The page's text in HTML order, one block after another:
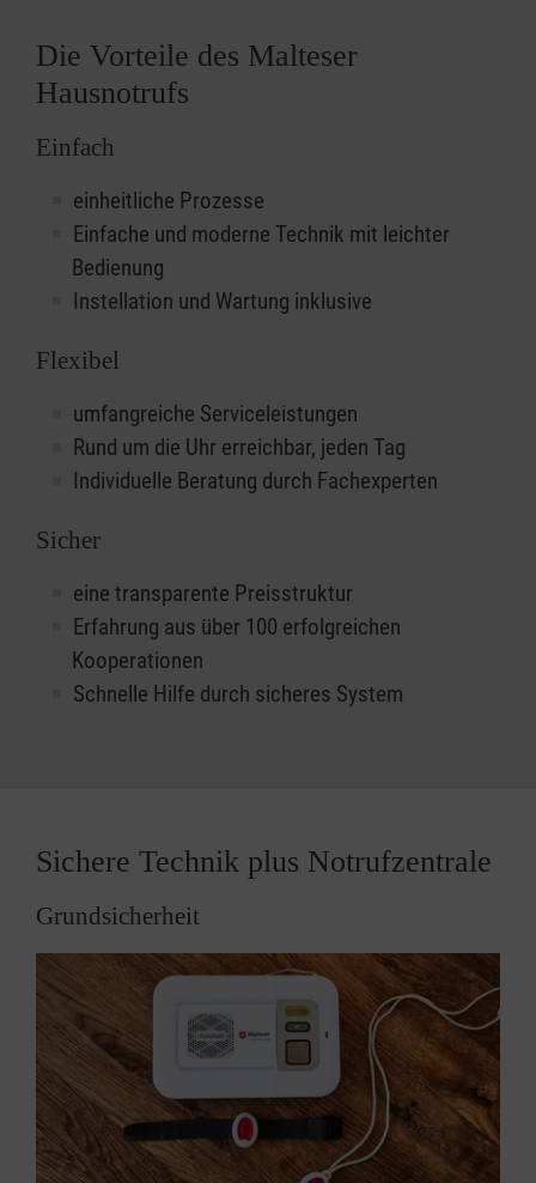
Die Vorteile des Malteser
Hausnotrufs
Einfach
einheitliche Prozesse
Einfache und moderne Technik mit leichter
Bedienung
Instellation und Wartung inklusive
Flexibel
umfangreiche Serviceleistungen
Rund um die Uhr erreichbar, jeden Tag
Individuelle Beratung durch Fachexperten
Sicher
eine transparente Preisstruktur
Erfahrung aus über 100 erfolgreichen
Kooperationen
Schnelle Hilfe durch sicheres System
Sichere Technik plus Notrufzentrale
Grundsicherheit